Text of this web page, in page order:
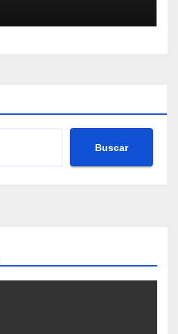
Buscar